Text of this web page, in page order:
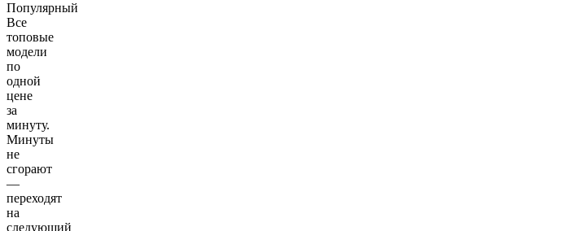
Популярный
Все
топовые
модели
по
одной
цене
за
минуту.
Минуты
не
сгорают
—
переходят
на
следующий